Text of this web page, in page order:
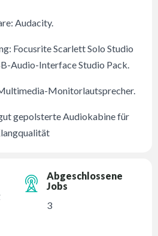
Audacity.
Focusrite Scarlett Solo Studio
Audio-Interface Studio Pack.
Monitorlautsprecher.
gepolsterte Audiokabine für
Abgeschlossene
Jobs
3